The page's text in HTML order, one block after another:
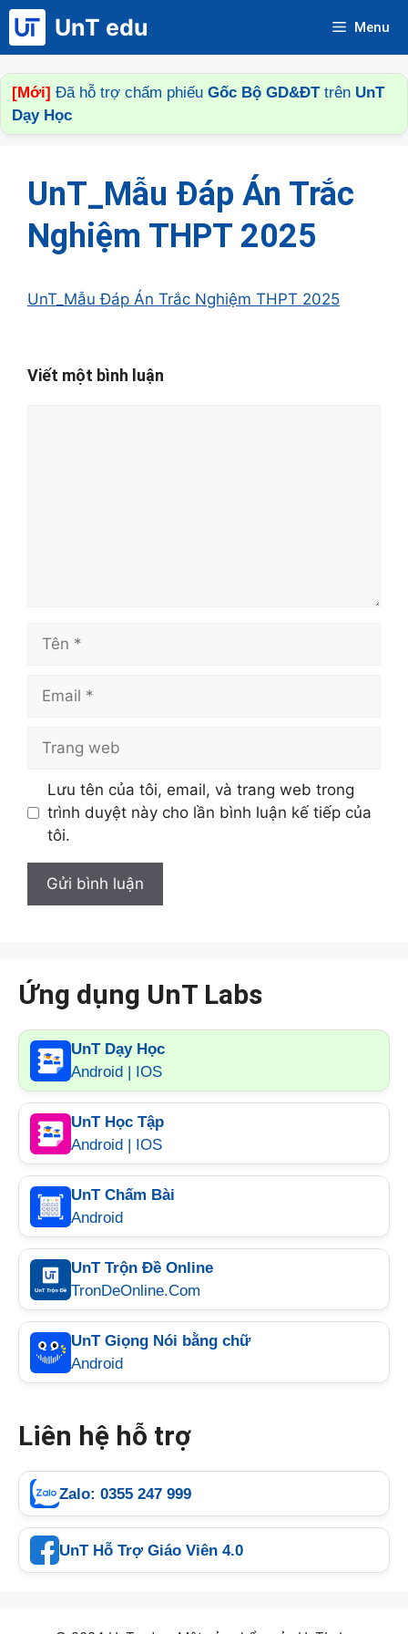
Chuyển
đến
nội
dung
UnT edu Menu
[Mới] Đã hỗ trợ chấm phiếu Gốc Bộ GD&ĐTtrên UnT
Dạy Học
UnT_Mẫu Đáp Án Trắc
Nghiệm THPT 2025
UnT_Mẫu Đáp Án Trắc Nghiệm THPT 2025
Viết một bình luận
Tên
Email
Trang
Lưu tên của tôi, email, và trang web trong
trình duyệt này cho lần bình luận kế tiếp của
tôi.
Ứng dụng UnT Labs
UnT Dạy Học
Android | IOS
UnT Học Tập
Android | IOS
UnT Chấm Bài
Android
UnT Trộn Đề Online
TronDeOnline.Com
UnT Giọng Nói bằng chữ
Android
Liên hệ hỗ trợ
Zalo: 0355 247 999
UnT Hỗ Trợ Giáo Viên 4.0